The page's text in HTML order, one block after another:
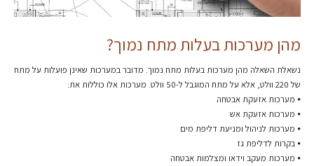
מהן מערכות בעלות מתח נמוך?
נשאלת השאלה מהן מערכות בעלות מתח נמוך. מדובר במערכות שאינן פועלות על מתח
של 220 וולט, אלא על מתח המוגבל ל-50 וולט. מערכות אלו כוללות את:
⦁ מערכות אזעקת אבטחה
⦁ מערכות אזעקת אש
⦁ מערכות לניהול ומניעת דליפת מים
⦁ בקרות לדליפת גז
⦁ מערכות מעקב וידאו ומצלמות אבטחה